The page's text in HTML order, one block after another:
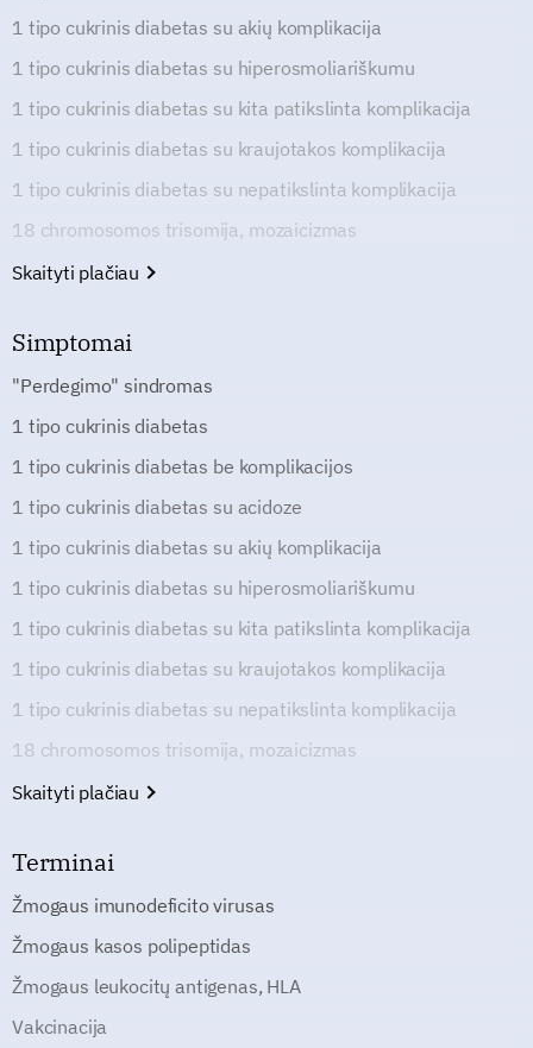
1 tipo cukrinis diabetas su akių komplikacija
1 tipo cukrinis diabetas su hiperosmoliariškumu
1 tipo cukrinis diabetas su kita patikslinta komplikacija
1 tipo cukrinis diabetas su kraujotakos komplikacija
1 tipo cukrinis diabetas su nepatikslinta komplikacija
18 chromosomos trisomija, mozaicizmas
Skaityti plačiau
Simptomai
"Perdegimo" sindromas
1 tipo cukrinis diabetas
1 tipo cukrinis diabetas be komplikacijos
1 tipo cukrinis diabetas su acidoze
1 tipo cukrinis diabetas su akių komplikacija
1 tipo cukrinis diabetas su hiperosmoliariškumu
1 tipo cukrinis diabetas su kita patikslinta komplikacija
1 tipo cukrinis diabetas su kraujotakos komplikacija
1 tipo cukrinis diabetas su nepatikslinta komplikacija
18 chromosomos trisomija, mozaicizmas
Skaityti plačiau
Terminai
Žmogaus imunodeficito virusas
Žmogaus kasos polipeptidas
Žmogaus leukocitų antigenas, HLA
Vakcinacija